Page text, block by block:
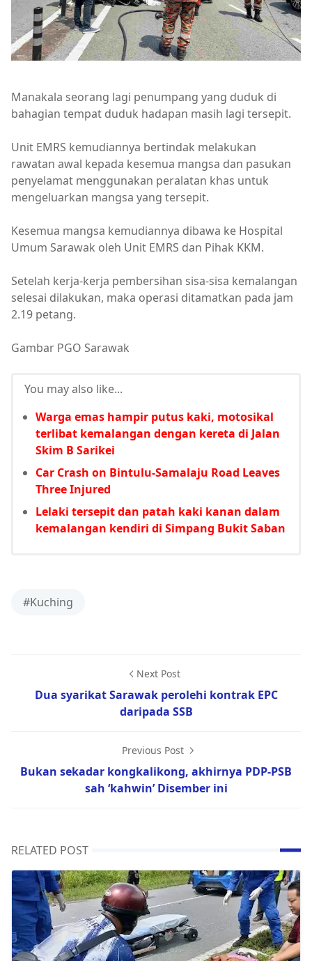
Manakala seorang lagi penumpang yang duduk di
bahagian tempat duduk hadapan masih lagi tersepit.
Unit EMRS kemudiannya bertindak melakukan
rawatan awal kepada kesemua mangsa dan pasukan
penyelamat menggunakan peralatan khas untuk
mengeluarkan mangsa yang tersepit.
Kesemua mangsa kemudiannya dibawa ke Hospital
Umum Sarawak oleh Unit EMRS dan Pihak KKM.
Setelah kerja-kerja pembersihan sisa-sisa kemalangan
selesai dilakukan, maka operasi ditamatkan pada jam
2.19 petang.
Gambar PGO Sarawak
You may also like...
Warga emas hampir putus kaki, motosikal
terlibat kemalangan dengan kereta di Jalan
Skim B Sarikei
Car Crash on Bintulu-Samalaju Road Leaves
Three Injured
Lelaki tersepit dan patah kaki kanan dalam
kemalangan kendiri di Simpang Bukit Saban
#Kuching
Next Post
Dua syarikat Sarawak perolehi kontrak EPC
daripada SSB
Previous Post
Bukan sekadar kongkalikong, akhirnya PDP-PSB
sah ‘kahwin’ Disember ini
RELATED POST